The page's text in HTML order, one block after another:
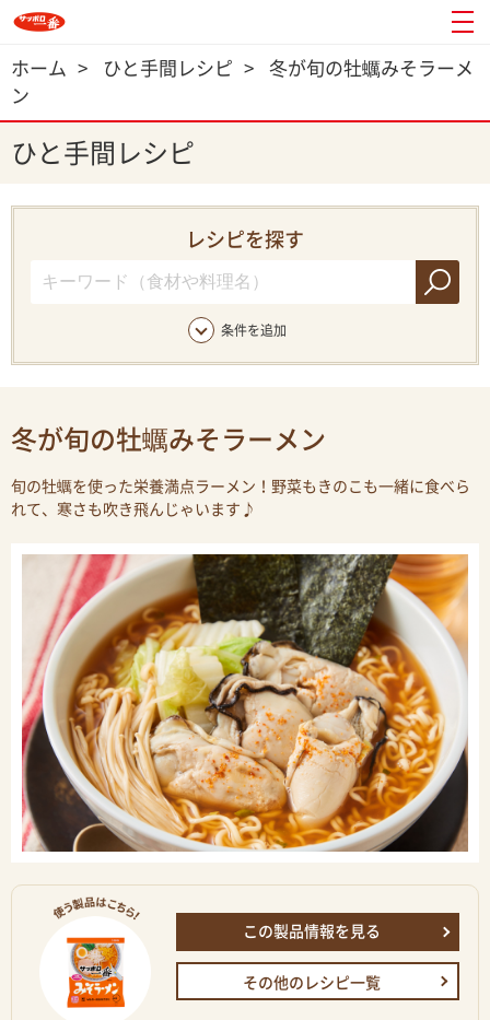
ホーム > ひと手間レシピ >
冬が旬の牡蠣みそラーメ
ン
ひと手間レシピ
レシピを探す
条件を追加
冬が旬の牡蠣みそラーメン
旬の牡蠣を使った栄養満点ラーメン！野菜もきのこも一緒に食べら
れて、寒さも吹き飛んじゃいます♪
この製品情報を見る
その他のレシピ一覧